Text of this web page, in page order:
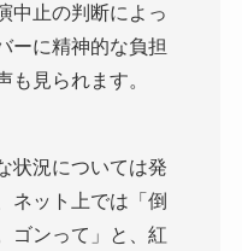
中止の判断によっ
ーに精神的な負担
も見られます。
状況については発
ネット上では「倒
ゴンって」と、紅